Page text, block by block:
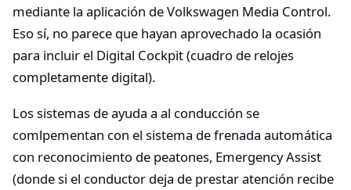
mediante la aplicación de Volkswagen Media Control.
Eso sí, no parece que hayan aprovechado la ocasión
para incluir el Digital Cockpit (cuadro de relojes
completamente digital).
Los sistemas de ayuda a al conducción se
comlpementan con el sistema de frenada automática
con reconocimiento de peatones, Emergency Assist
(donde si el conductor deja de prestar atención recibe